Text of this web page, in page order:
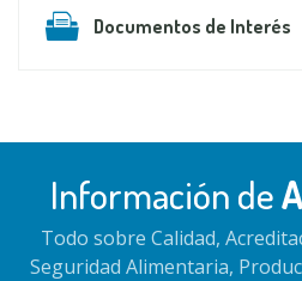
Documentos de Interés
Información de
Todo sobre Calidad,
Seguridad Alimentaria,